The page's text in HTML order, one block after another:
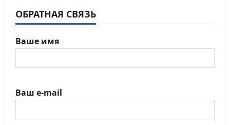
ОБРАТНАЯ СВЯЗЬ
Ваше имя
Ваш e-mail